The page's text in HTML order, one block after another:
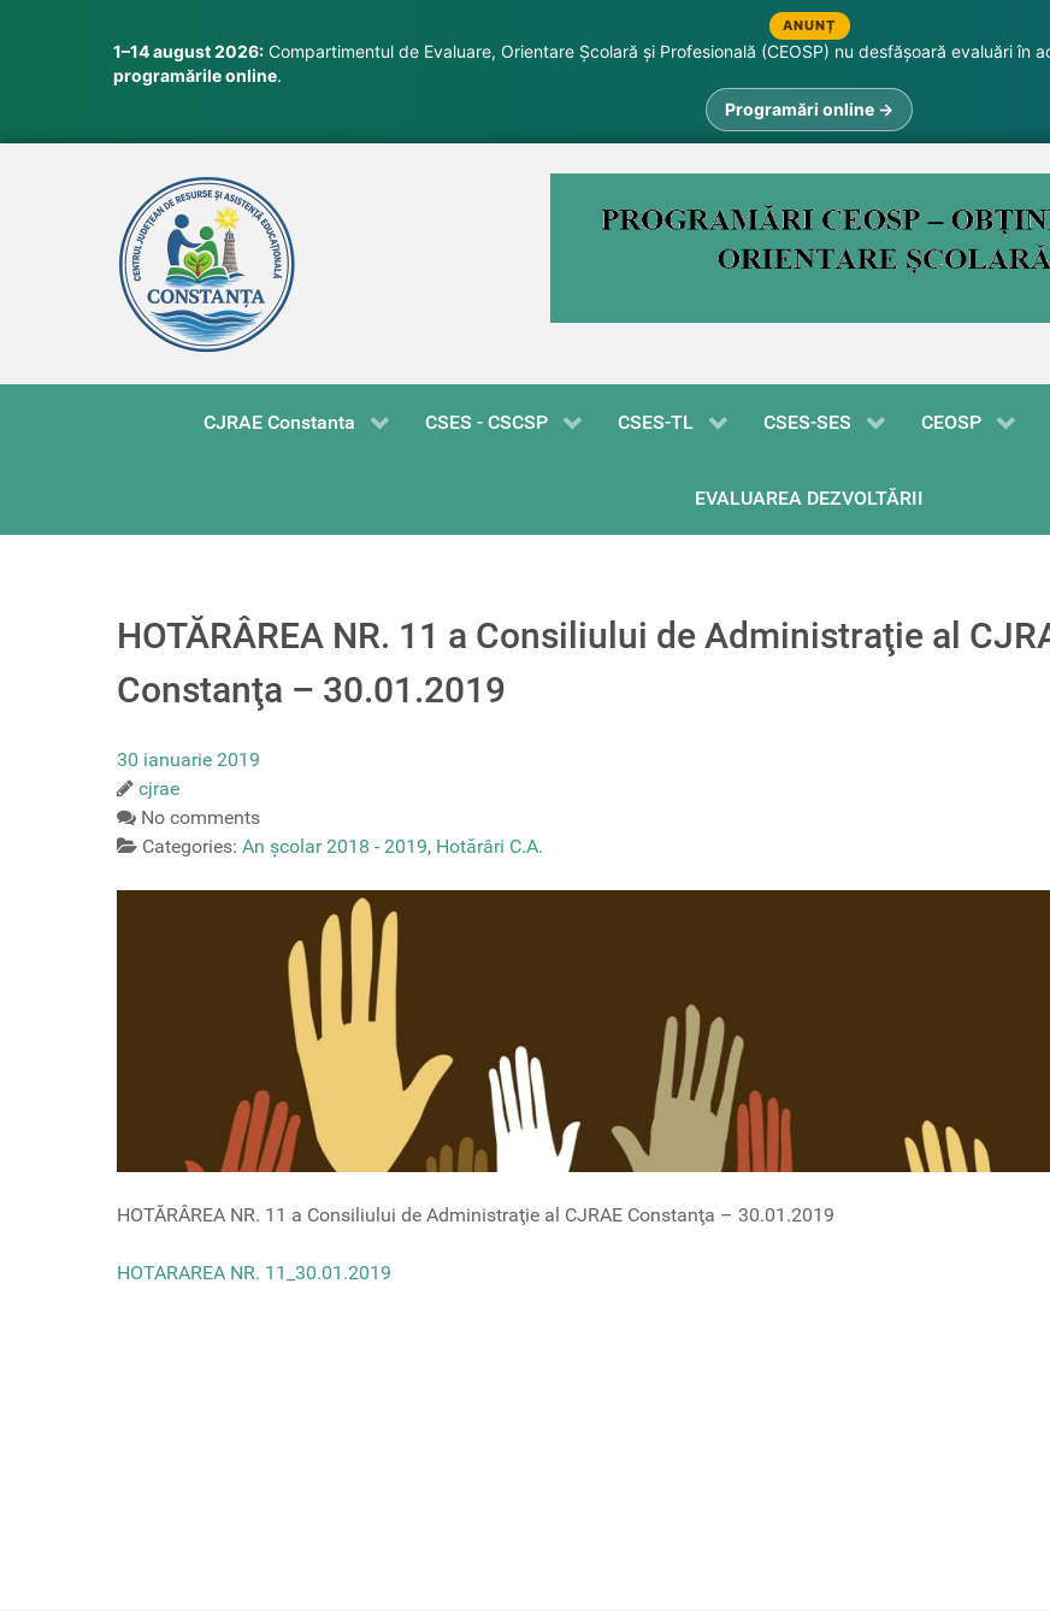
ANUNȚ
1–14 august 2026: Compartimentul de Evaluare, Orientare Școlară și Profesională (CEOSP) nu desfășoară evaluări în
programările online.
Programări online →
CJRAE Constanta CSES - CSCSP CSES-TL CSES-SES CEOSP
EVALUAREA DEZVOLTĂRII
HOTĂRÂREA NR. 11 a Consiliului de Administraţie al
Constanţa – 30.01.2019
30 ianuarie 2019
cjrae
No comments
Categories: An școlar 2018 - 2019, Hotărâri C.A.
HOTĂRÂREA NR. 11 a Consiliului de Administraţie al CJRAE Constanţa – 30.01.2019
HOTARAREA NR. 11_30.01.2019